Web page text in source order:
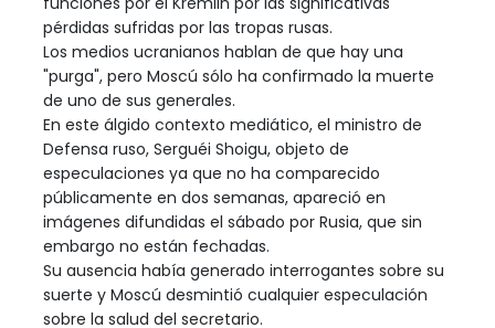
pérdidas sufridas por las tropas rusas.
Los medios ucranianos hablan de que hay una
"purga", pero Moscú sólo ha confirmado la muerte
de uno de sus generales.
En este álgido contexto mediático, el ministro de
Defensa ruso, Serguéi Shoigu, objeto de
especulaciones ya que no ha comparecido
públicamente en dos semanas, apareció en
imágenes difundidas el sábado por Rusia, que sin
embargo no están fechadas.
Su ausencia había generado interrogantes sobre su
suerte y Moscú desmintió cualquier especulación
sobre la salud del secretario.